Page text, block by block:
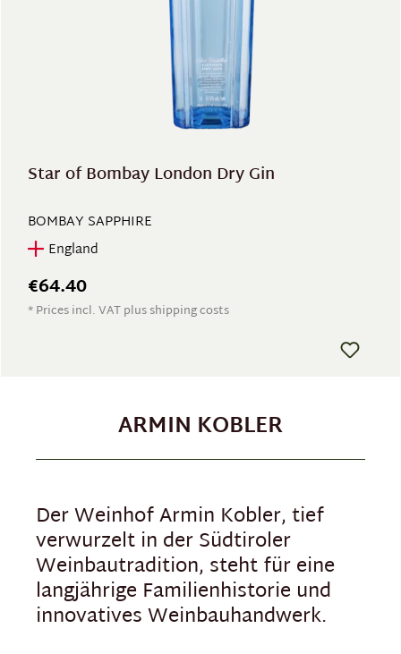
Star of Bombay London Dry Gin
BOMBAY SAPPHIRE
England
€64.40
* Prices incl. VAT plus shipping costs
ARMIN KOBLER
Der Weinhof Armin Kobler, tief
verwurzelt in der Südtiroler
Weinbautradition, steht für eine
langjährige Familienhistorie und
innovatives Weinbauhandwerk.